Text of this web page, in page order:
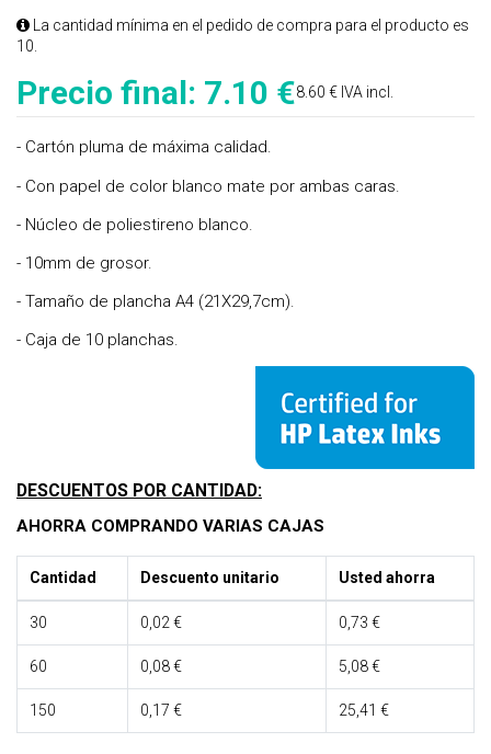
La cantidad mínima en el pedido de compra para el producto es
10.
Precio final: 7.10 €8.60 € IVA incl.
- Cartón pluma de máxima calidad.
- Con papel de color blanco mate por ambas caras.
- Núcleo de poliestireno blanco.
- 10mm de grosor.
- Tamaño de plancha A4 (21X29,7cm).
- Caja de 10 planchas.
DESCUENTOS POR CANTIDAD:
AHORRA COMPRANDO VARIAS CAJAS
Cantidad Descuento unitario Usted ahorra
30 0,02 € 0,73 €
60 0,08 € 5,08 €
150 0,17 € 25,41 €